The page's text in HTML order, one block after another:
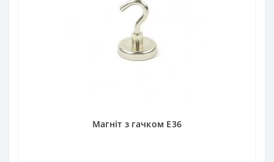
Магніт з гачком E36